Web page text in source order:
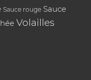
Sauce rouge Sauce
Volailles